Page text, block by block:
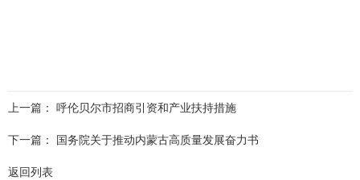
上一篇： 呼伦贝尔市招商引资和产业扶持措施
下一篇： 国务院关于推动内蒙古高质量发展奋力书
返回列表